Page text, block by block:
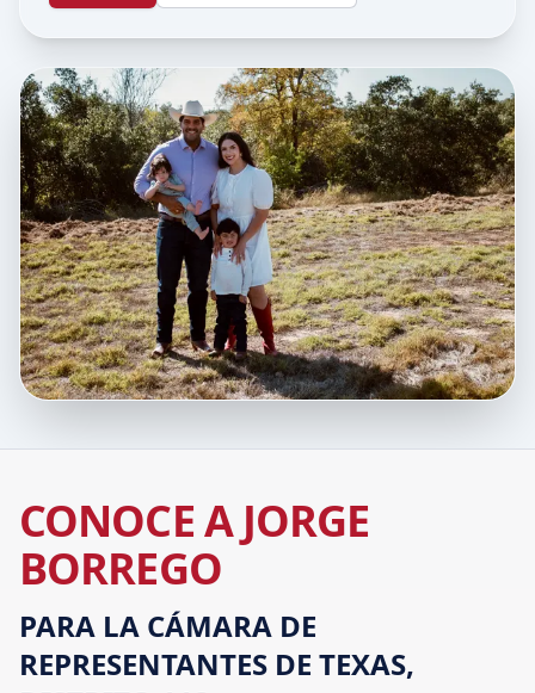
CONOCE A JORGE
BORREGO
PARA LA CÁMARA DE
REPRESENTANTES DE TEXAS,